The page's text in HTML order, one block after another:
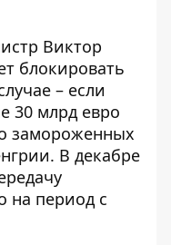
Виктор
блокировать
– если
30 млрд евро
замороженных
В декабре
на период с